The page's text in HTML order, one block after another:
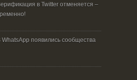
в Twitter отменяется –
WhatsApp появились сообщества